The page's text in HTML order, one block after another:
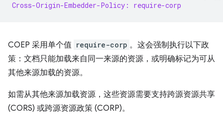
Cross-Origin-Embedder-Policy: require-corp
COEP 采用单个值 require-corp 。这会强制执行以下政
策：文档只能加载来自同一来源的资源，或明确标记为可从
其他来源加载的资源。
如需从其他来源加载资源，这些资源需要支持跨源资源共享
(CORS) 或跨源资源政策 (CORP)。